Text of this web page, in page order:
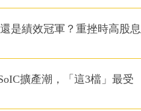
是績效冠軍？重挫時高股息
擴產潮，「這3檔」最受